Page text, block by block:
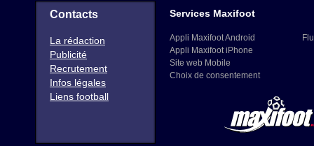
Contacts
La rédaction
Publicité
Recrutement
Infos légales
Liens football
Services Maxifoot
Appli Maxifoot Android
Appli Maxifoot iPhone
Site web Mobile
Choix de consentement